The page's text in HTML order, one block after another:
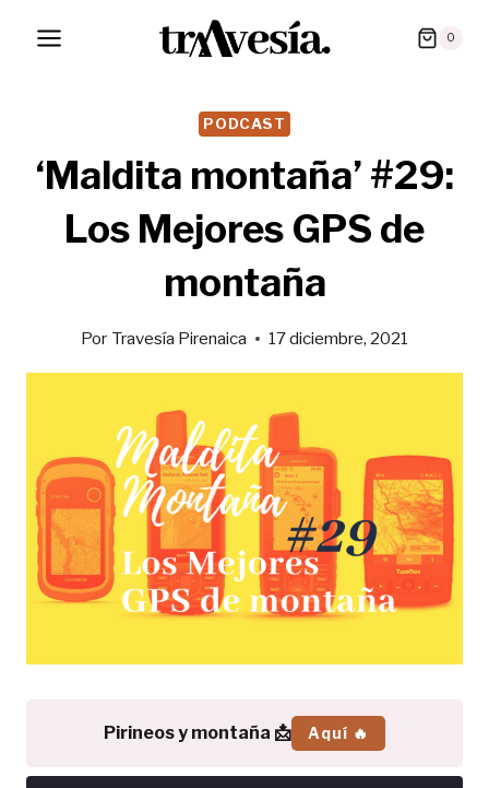
0
PODCAST
‘Maldita montaña’ #29:
Los Mejores GPS de
montaña
Por Travesía Pirenaica 17 diciembre, 2021
Pirineos y montaña 📩 Aquí 🔥